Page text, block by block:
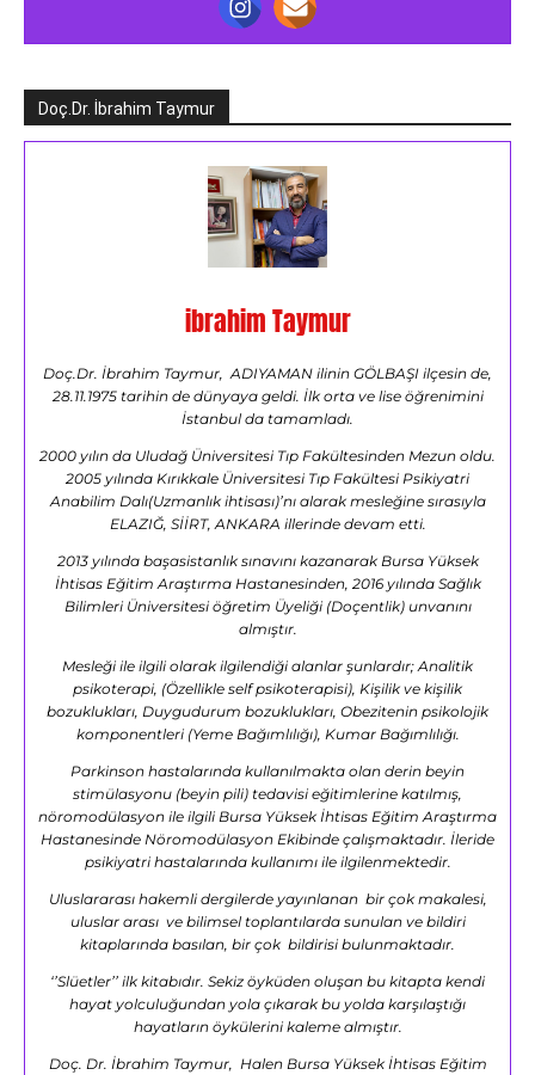
Doç.Dr. İbrahim Taymur
ibrahim Taymur
Doç.Dr. İbrahim Taymur, ADIYAMAN ilinin GÖLBAŞI ilçesin de,
28.11.1975 tarihin de dünyaya geldi. İlk orta ve lise öğrenimini
İstanbul da tamamladı.
2000 yılın da Uludağ Üniversitesi Tıp Fakültesinden Mezun oldu.
2005 yılında Kırıkkale Üniversitesi Tıp Fakültesi Psikiyatri
Anabilim Dalı(Uzmanlık ihtisası)’nı alarak mesleğine sırasıyla
ELAZIĞ, SİİRT, ANKARA illerinde devam etti.
2013 yılında başasistanlık sınavını kazanarak Bursa Yüksek
İhtisas Eğitim Araştırma Hastanesinden, 2016 yılında Sağlık
Bilimleri Üniversitesi öğretim Üyeliği (Doçentlik) unvanını
almıştır.
Mesleği ile ilgili olarak ilgilendiği alanlar şunlardır; Analitik
psikoterapi, (Özellikle self psikoterapisi), Kişilik ve kişilik
bozuklukları, Duygudurum bozuklukları, Obezitenin psikolojik
komponentleri (Yeme Bağımlılığı), Kumar Bağımlılığı.
Parkinson hastalarında kullanılmakta olan derin beyin
stimülasyonu (beyin pili) tedavisi eğitimlerine katılmış,
nöromodülasyon ile ilgili Bursa Yüksek İhtisas Eğitim Araştırma
Hastanesinde Nöromodülasyon Ekibinde çalışmaktadır. İleride
psikiyatri hastalarında kullanımı ile ilgilenmektedir.
Uluslararası hakemli dergilerde yayınlanan bir çok makalesi,
uluslar arası ve bilimsel toplantılarda sunulan ve bildiri
kitaplarında basılan, bir çok bildirisi bulunmaktadır.
‘’Slüetler’’ ilk kitabıdır. Sekiz öyküden oluşan bu kitapta kendi
hayat yolculuğundan yola çıkarak bu yolda karşılaştığı
hayatların öykülerini kaleme almıştır.
Doç. Dr. İbrahim Taymur, Halen Bursa Yüksek İhtisas Eğitim